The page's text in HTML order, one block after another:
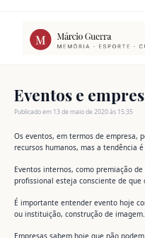
conteúdo
Eventos e
Publicado em 13 de maio de 2020 às 15:35
Os eventos, em termos de empresa,
recursos humanos, mas a tendência
Eventos internos, como premiação
profissional esteja consciente de
É importante entender evento hoje
ou instituição, construção de imagem.
Empresas sabem hoje que não